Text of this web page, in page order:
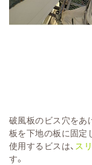
破風板のビス穴をあ
板を下地の板に固定
使用するビスは、 ス
す。